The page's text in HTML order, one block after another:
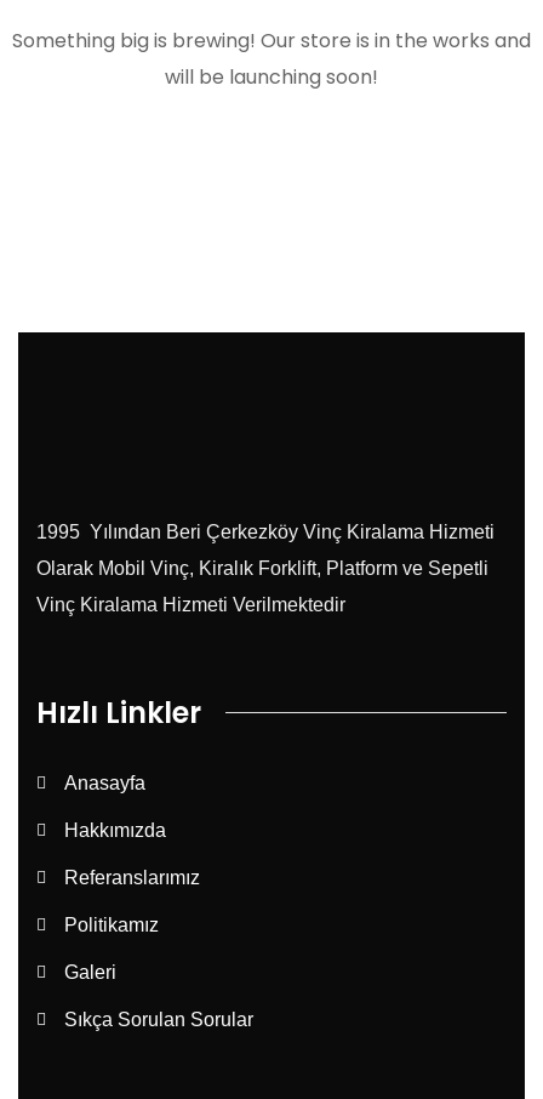
Something big is brewing! Our store is in the works and
will be launching soon!
1995 Yılından Beri Çerkezköy Vinç Kiralama Hizmeti
Olarak Mobil Vinç, Kiralık Forklift, Platform ve Sepetli
Vinç Kiralama Hizmeti Verilmektedir
Hızlı Linkler
Anasayfa
Hakkımızda
Referanslarımız
Politikamız
Galeri
Sıkça Sorulan Sorular